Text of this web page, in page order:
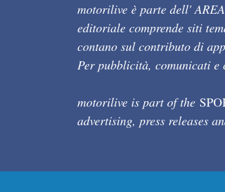
motorilive è parte dell' AREA
editoriale comprende siti
contano sul contributo di
Per pubblicità, comunicati
motorilive is part of the
advertising, press releases